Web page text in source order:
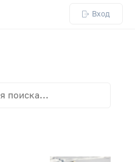
Вход